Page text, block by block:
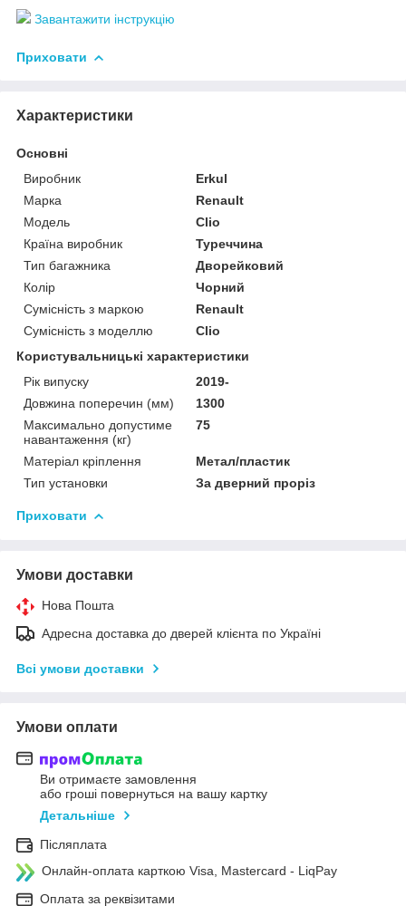
Завантажити інструкцію
Приховати
Характеристики
Основні
Виробник
Erkul
Марка
Renault
Модель
Clio
Країна виробник
Туреччина
Тип багажника
Дворейковий
Колір
Чорний
Сумісність з маркою
Renault
Сумісність з моделлю
Clio
Користувальницькі характеристики
Рік випуску
2019-
Довжина поперечин (мм)
1300
Максимально допустиме
навантаження (кг)
75
Матеріал кріплення
Метал/пластик
Тип установки
За дверний проріз
Приховати
Умови доставки
Нова Пошта
Адресна доставка до дверей клієнта по Україні
Всі умови доставки
Умови оплати
Ви отримаєте замовлення
або гроші повернуться на вашу картку
Детальніше
Післяплата
Онлайн-оплата карткою Visa, Mastercard - LiqPay
Оплата за реквізитами